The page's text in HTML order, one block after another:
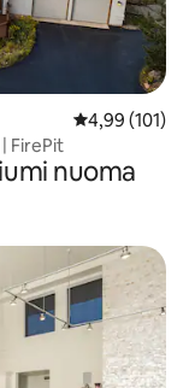
Vidutinis
4,99 (101)
FirePit
nuoma